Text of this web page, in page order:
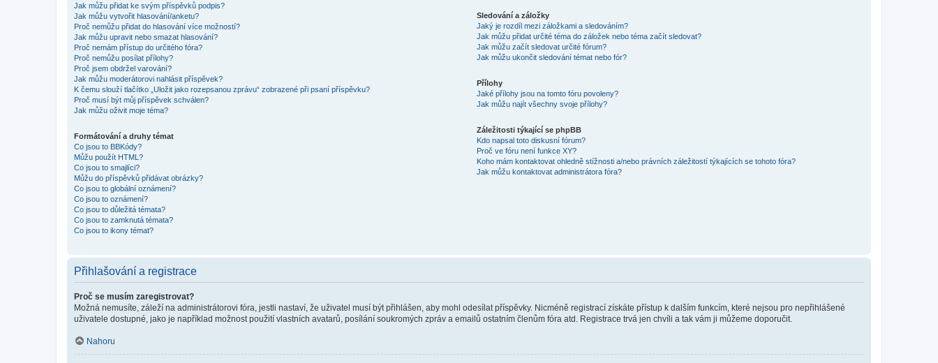
Jak můžu přidat ke svým příspěvků podpis?
Jak můžu vytvořit hlasování/anketu?
Proč nemůžu přidat do hlasování více možností?
Jak můžu upravit nebo smazat hlasování?
Proč nemám přístup do určitého fóra?
Proč nemůžu posílat přílohy?
Proč jsem obdržel varování?
Jak můžu moderátorovi nahlásit příspěvek?
K čemu slouží tlačítko „Uložit jako rozepsanou zprávu“ zobrazené při psaní příspěvku?
Proč musí být můj příspěvek schválen?
Jak můžu oživit moje téma?
Formátování a druhy témat
Co jsou to BBKódy?
Můžu použít HTML?
Co jsou to smajlíci?
Můžu do příspěvků přidávat obrázky?
Co jsou to globální oznámení?
Co jsou to oznámení?
Co jsou to důležitá témata?
Co jsou to zamknutá témata?
Co jsou to ikony témat?
Sledování a záložky
Jaký je rozdíl mezi záložkami a sledováním?
Jak můžu přidat určité téma do záložek nebo téma začít sledovat?
Jak můžu začít sledovat určité fórum?
Jak můžu ukončit sledování témat nebo fór?
Přílohy
Jaké přílohy jsou na tomto fóru povoleny?
Jak můžu najít všechny svoje přílohy?
Záležitosti týkající se phpBB
Kdo napsal toto diskusní fórum?
Proč ve fóru není funkce XY?
Koho mám kontaktovat ohledně stížnosti a/nebo právních záležitostí týkajících se tohoto fóra?
Jak můžu kontaktovat administrátora fóra?
Přihlašování a registrace
Proč se musím zaregistrovat?
Možná nemusíte, záleží na administrátorovi fóra, jestli nastaví, že uživatel musí být přihlášen, aby mohl odesílat příspěvky. Nicméně registrací získáte přístup k dalším funkcím, které nejsou pro nepřihlášené
uživatele dostupné, jako je například možnost použití vlastních avatarů, posílání soukromých zpráv a emailů ostatním členům fóra atd. Registrace trvá jen chvíli a tak vám ji můžeme doporučit.
Nahoru